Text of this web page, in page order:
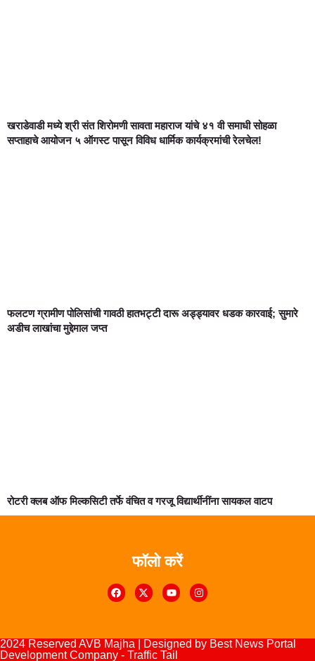
खराडेवाडी मध्ये श्री संत शिरोमणी सावता महाराज यांचे ४१ वी समाधी सोहळा
सप्ताहाचे आयोजन ५ ऑगस्ट पासून विविध धार्मिक कार्यक्रमांची रेलचेल!
फलटण ग्रामीण पोलिसांची गावठी हातभट्टी दारू अड्ड्यावर धडक कारवाई; सुमारे
अडीच लाखांचा मुद्देमाल जप्त
रोटरी क्लब ऑफ मिल्कसिटी तर्फे वंचित व गरजू विद्यार्थीनींना सायकल वाटप
फॉलो करें
2024 Reserved AVB Majha | Designed by Best News Portal
Development Company - Traffic Tail